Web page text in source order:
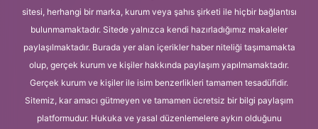
sitesi, herhangi bir marka, kurum veya şahıs şirketi ile hiçbir bağlantısı
bulunmamaktadır. Sitede yalnızca kendi hazırladığımız makaleler
paylaşılmaktadır. Burada yer alan içerikler haber niteliği taşımamakta
olup, gerçek kurum ve kişiler hakkında paylaşım yapılmamaktadır.
Gerçek kurum ve kişiler ile isim benzerlikleri tamamen tesadüfidir.
Sitemiz, kar amacı gütmeyen ve tamamen ücretsiz bir bilgi paylaşım
platformudur. Hukuka ve yasal düzenlemelere aykırı olduğunu